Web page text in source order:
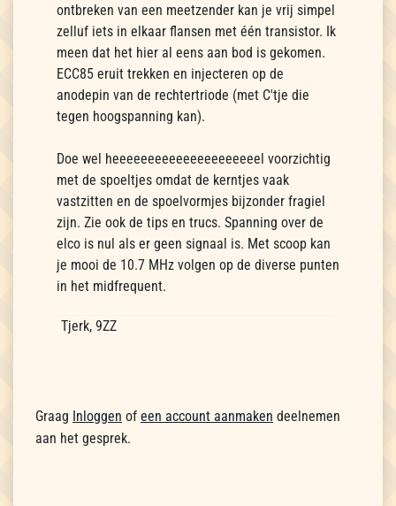
ontbreken van een meetzender kan je vrij simpel
zelluf iets in elkaar flansen met één transistor. Ik
meen dat het hier al eens aan bod is gekomen.
ECC85 eruit trekken en injecteren op de
anodepin van de rechtertriode (met C'tje die
tegen hoogspanning kan).
Doe wel heeeeeeeeeeeeeeeeeeeeel voorzichtig
met de spoeltjes omdat de kerntjes vaak
vastzitten en de spoelvormjes bijzonder fragiel
zijn. Zie ook de tips en trucs. Spanning over de
elco is nul als er geen signaal is. Met scoop kan
je mooi de 10.7 MHz volgen op de diverse punten
in het midfrequent.
Tjerk, 9ZZ
Graag Inloggen of een account aanmaken deelnemen
aan het gesprek.